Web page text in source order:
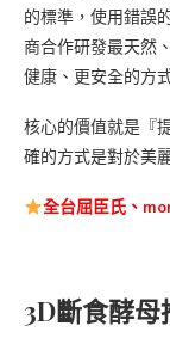
的標準，使用錯誤
商合作研發最天然
健康、更安全的方
核心的價值就是『
確的方式是對於美
全台屈臣氏、
3D斷食酵母